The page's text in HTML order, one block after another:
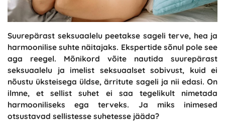
Suurepärast seksuaalelu peetakse sageli terve, hea ja
harmoonilise suhte näitajaks. Ekspertide sõnul pole see
aga reegel. Mõnikord võite nautida suurepärast
seksuaalelu ja imelist seksuaalset sobivust, kuid ei
nõustu üksteisega üldse, ärritute sageli ja nii edasi. On
ilmne, et sellist suhet ei saa tegelikult nimetada
harmooniliseks ega terveks. Ja miks inimesed
otsustavad sellistesse suhetesse jääda?